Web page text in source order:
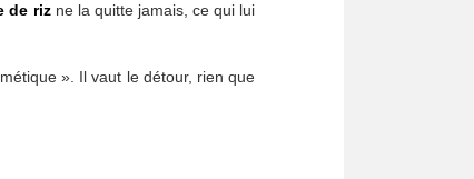
de rizne la quitte jamais, ce qui lui
». Il vaut le détour, rien que